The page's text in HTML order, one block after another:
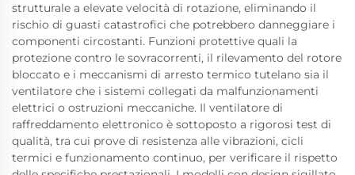
strutturale a elevate velocità di rotazione, eliminando il
rischio di guasti catastrofici che potrebbero danneggiare i
componenti circostanti. Funzioni protettive quali la
protezione contro le sovracorrenti, il rilevamento del rotore
bloccato e i meccanismi di arresto termico tutelano sia il
ventilatore che i sistemi collegati da malfunzionamenti
elettrici o ostruzioni meccaniche. Il ventilatore di
raffreddamento elettronico è sottoposto a rigorosi test di
qualità, tra cui prove di resistenza alle vibrazioni, cicli
termici e funzionamento continuo, per verificare il rispetto